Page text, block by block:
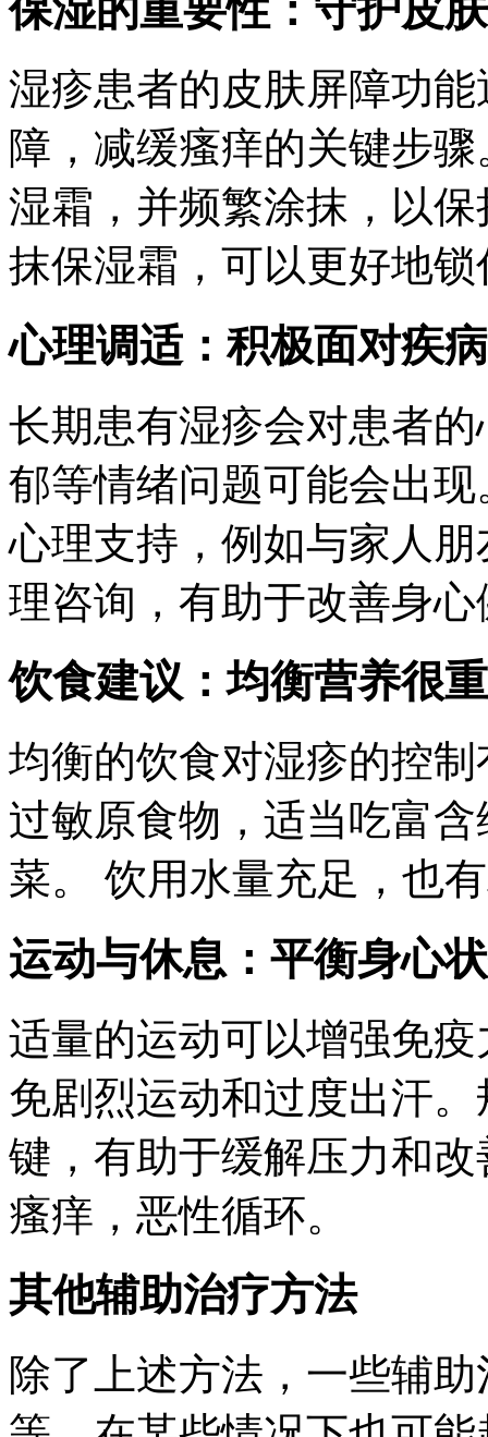
保湿的重要性：守护皮
湿疹患者的皮肤屏障功
障，减缓瘙痒的关键步
湿霜，并频繁涂抹，以
抹保湿霜，可以更好地
心理调适：积极面对疾病
长期患有湿疹会对患者
郁等情绪问题可能会出
心理支持，例如与家人
理咨询，有助于改善身
饮食建议：均衡营养很
均衡的饮食对湿疹的控
过敏原食物，适当吃富
菜。 饮用水量充足，也
运动与休息：平衡身心
适量的运动可以增强免
免剧烈运动和过度出汗
键，有助于缓解压力和
瘙痒，恶性循环。
其他辅助治疗方法
除了上述方法，一些辅